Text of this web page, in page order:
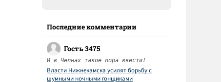
Последние комментарии
Гость 3475
И в Челнах такое пора ввести!
Власти Нижнекамска усилят борьбу с
шумными ночными гонщиками